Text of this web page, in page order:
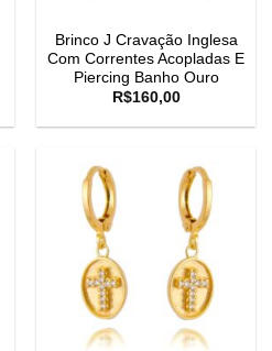
Brinco J Cravação Inglesa
Com Correntes Acopladas E
Piercing Banho Ouro
R$160,00